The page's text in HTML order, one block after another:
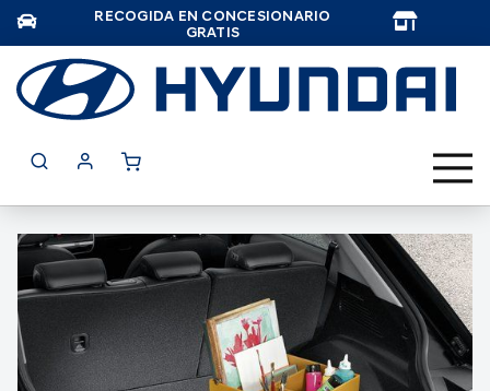
RECOGIDA EN CONCESIONARIO
GRATIS
Saltar
final
de
la
galería